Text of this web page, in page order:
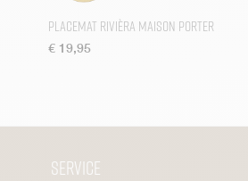
Placemat Rivièra Maison Porter
€ 19,95
Service